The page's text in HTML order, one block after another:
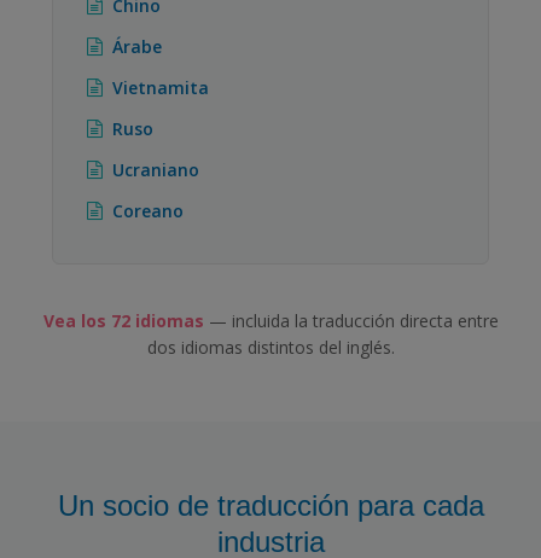
Chino
Árabe
Vietnamita
Ruso
Ucraniano
Coreano
Vea los 72 idiomas — incluida la traducción directa entre
dos idiomas distintos del inglés.
Un socio de traducción para cada
industria